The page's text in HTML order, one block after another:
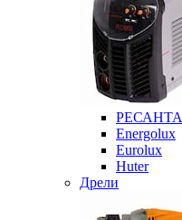
РЕСАНТА
Energolux
Eurolux
Huter
Дрели